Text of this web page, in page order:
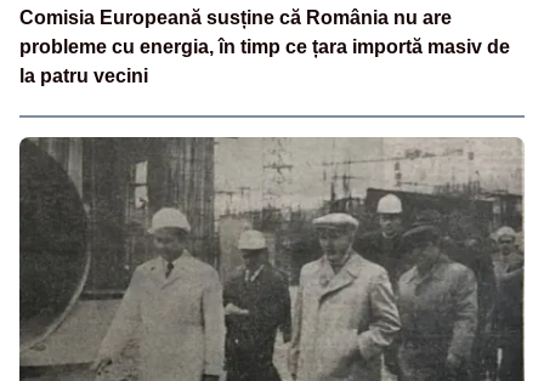
Comisia Europeană susține că România nu are
probleme cu energia, în timp ce țara importă masiv de
la patru vecini